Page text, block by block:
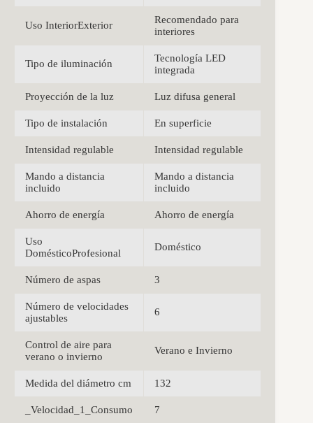
Uso InteriorExterior
Recomendado para
interiores
Tipo de iluminación
Tecnología LED
integrada
Proyección de la luz Luz difusa general
Tipo de instalación En superficie
Intensidad regulable Intensidad regulable
Mando a distancia
incluido
Mando a distancia
incluido
Ahorro de energía Ahorro de energía
Uso
DomésticoProfesional
Doméstico
Número de aspas 3
Número de velocidades
ajustables
6
Control de aire para
verano o invierno
Verano e Invierno
Medida del diámetro cm 132
_Velocidad_1_Consumo 7